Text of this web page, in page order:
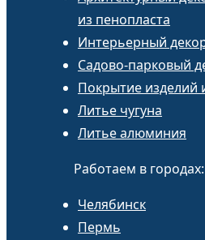
из пенопласта
Интерьерный
Садово-парковый
Покрытие изделий
Литье чугуна
Литье алюминия
Работаем в городах:
Челябинск
Пермь